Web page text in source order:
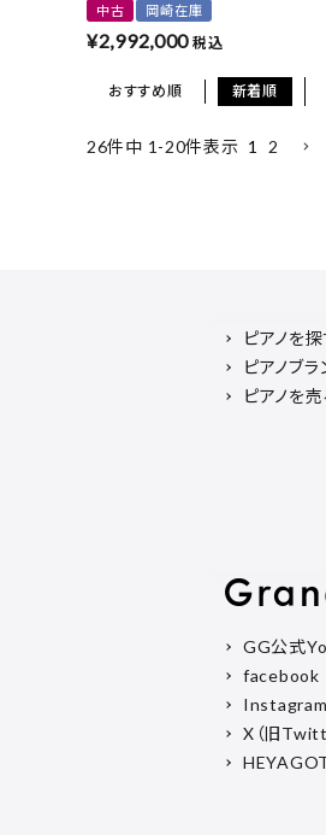
中古 岡崎在庫
¥2,992,000 税込
おすすめ順 新着順
26件中 1 -20件表示 1 2
ピアノを探
ピアノブラ
ピアノを売
GG公式
facebook
Instagram
X（旧